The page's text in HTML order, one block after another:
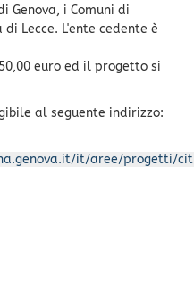
i Comuni di
Lecce. L'ente cedente è
euro ed il progetto si
al seguente indirizzo:
it/aree/progetti/